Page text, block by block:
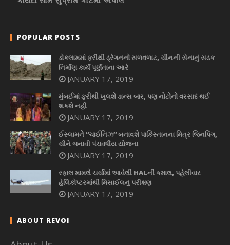
POPULAR POSTS
ડોકલામમાં ફરીથી ડ્રેગનનો સળવળાટ, ચીનની સેનાનું સડક
નિર્માણ કાર્ય પૂર્ણતાના આરે
JANUARY 17, 2019
મુંબઈમાં ફરીથી ખુલશે ડાન્સ બાર, પણ નોટોનો વરસાદ થઈ
શકશે નહીં
JANUARY 17, 2019
ઈસ્લામને “ચાઈનિઝ” બનાવશે પાકિસ્તાનના મિત્ર જિનપિંગ,
ચીને બનાવી પંચવર્ષીય યોજના
JANUARY 17, 2019
રફાલ મામલે ચર્ચામાં આવેલી HALની કમાલ, પહેલીવાર
હેલિકોપ્ટરમાંથી મિસાઈલનું પરીક્ષણ
JANUARY 17, 2019
ABOUT REVOI